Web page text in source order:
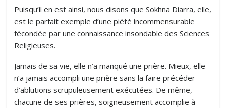
Puisqu’il en est ainsi, nous disons que Sokhna Diarra, elle,
est le parfait exemple d’une piété incommensurable
fécondée par une connaissance insondable des Sciences
Religieuses.
Jamais de sa vie, elle n’a manqué une prière. Mieux, elle
n’a jamais accompli une prière sans la faire précéder
d’ablutions scrupuleusement exécutées. De même,
chacune de ses prières, soigneusement accomplie à